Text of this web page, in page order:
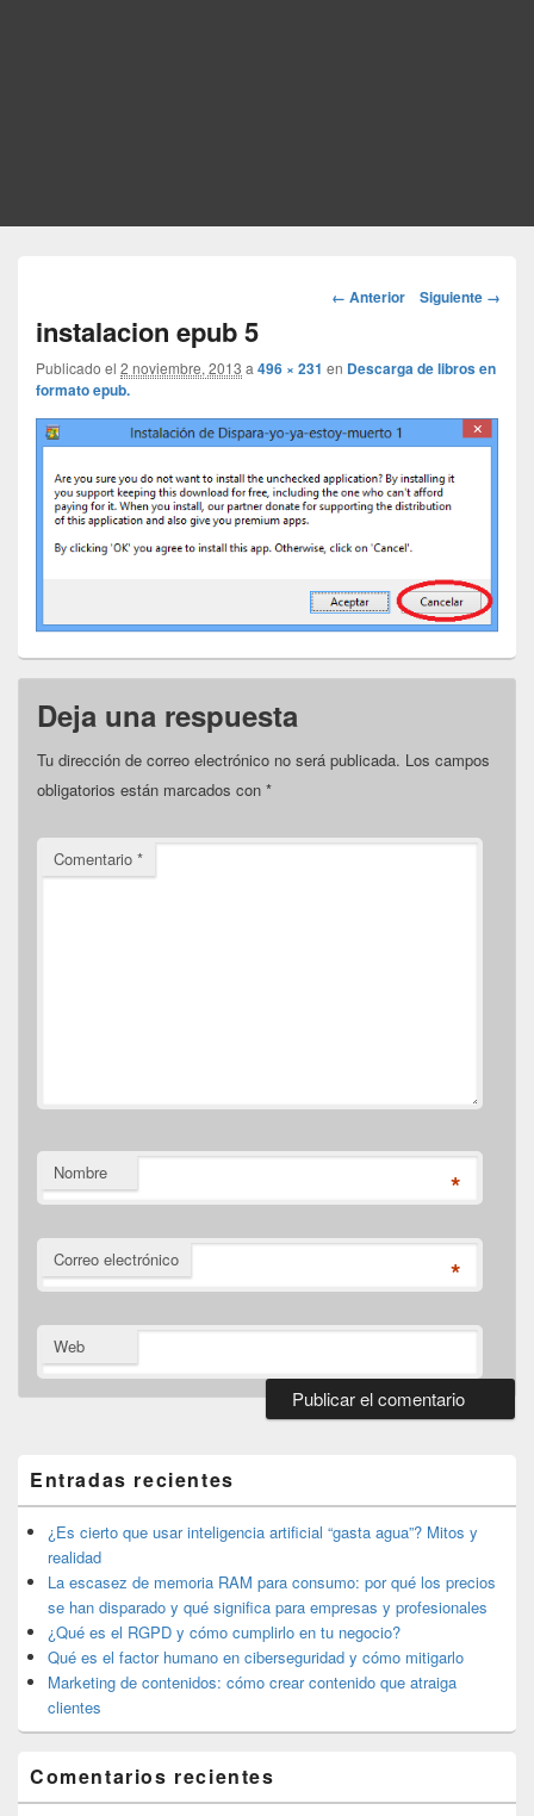
Navegador
← Anterior Siguiente →
instalacion epub 5
Publicado el 2 noviembre, 2013 a 496 × 231 en Descarga de libros en
formato epub.
Deja una respuesta
Tu dirección de correo electrónico no será publicada. Los campos
obligatorios están marcados con *
Comentario *
Nombre *
Correo electrónico *
Web
de
widget
barra
lateral
primaria
Entradas recientes
¿Es cierto que usar inteligencia artificial “gasta agua”? Mitos y
realidad
La escasez de memoria RAM para consumo: por qué los precios
se han disparado y qué significa para empresas y profesionales
¿Qué es el RGPD y cómo cumplirlo en tu negocio?
Qué es el factor humano en ciberseguridad y cómo mitigarlo
Marketing de contenidos: cómo crear contenido que atraiga
clientes
Comentarios recientes